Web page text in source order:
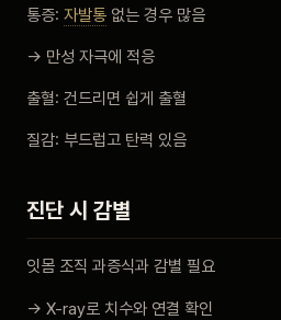
통증: 자발통 없는 경우 많음
→ 만성 자극에 적응
출혈: 건드리면 쉽게 출혈
질감: 부드럽고 탄력 있음
진단 시 감별
잇몸 조직 과증식과 감별 필요
→ X-ray로 치수와 연결 확인